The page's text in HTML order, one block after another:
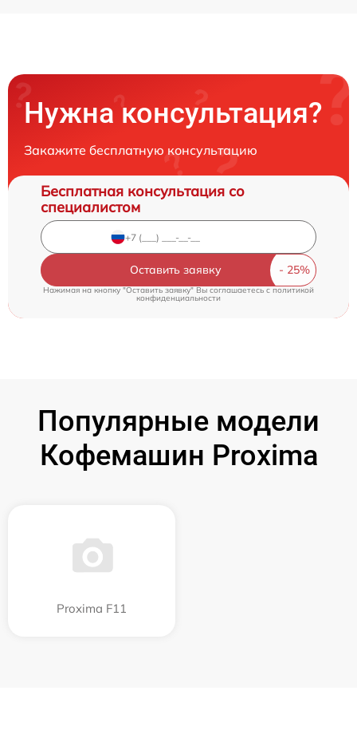
Нужна консультация?
Закажите бесплатную консультацию
Бесплатная консультация со
специалистом
Оставить заявку
Нажимая на кнопку "Оставить заявку" Вы соглашаетесь cполитикой
конфиденциальности
Популярные модели
Кофемашин Proxima
Proxima F11